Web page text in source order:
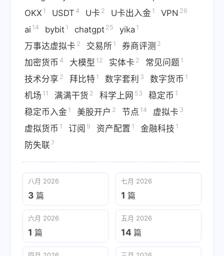
OKX 1 USDT 4 U卡 2 U卡出入金 1 VPN 26
ai 14 bybit 1 chatgpt 25 yika 1
万事达虚拟卡 2 交易所 1 券商评测 2
加密货币 4 大模型 12 实体卡 2 常见问题 1
技术分享 2 拜比特 1 数字套利 3 数字货币 1
机场 11 满满干货 2 科学上网 53 稳定币 1
稳定币入金 1 美股开户 2 节点 14 虚拟卡 3
虚拟货币 1 订阅 9 资产配置 1 金融科技 1
防失联 7
八月 2026
3 篇
七月 2026
1 篇
六月 2026
1 篇
五月 2026
14 篇